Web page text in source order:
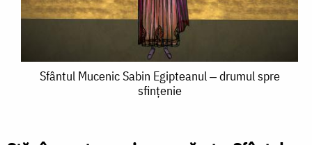
Sfântul
Sfântul Mucenic Sabin Egipteanul ‒ drumul spre
sfințenie